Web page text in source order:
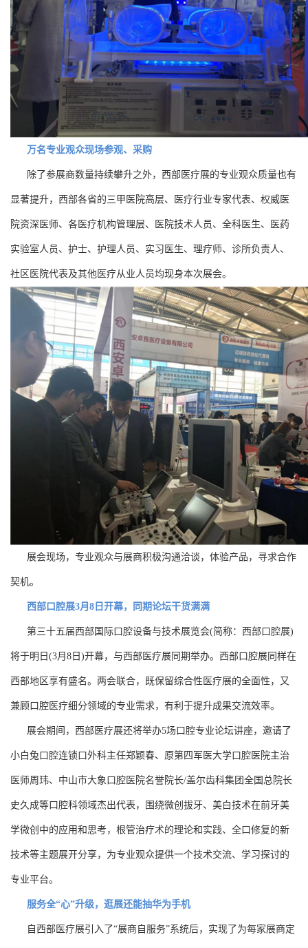
万名专业观众现场参观、采购
除了参展商数量持续攀升之外，西部医疗展的专业观众质量也有
显著提升，西部各省的三甲医院高层、医疗行业专家代表、权威医
院资深医师、各医疗机构管理层、医院技术人员、全科医生、医药
实验室人员、护士、护理人员、实习医生、理疗师、诊所负责人、
社区医院代表及其他医疗从业人员均现身本次展会。
展会现场，专业观众与展商积极沟通洽谈，体验产品，寻求合作
契机。
西部口腔展3月8日开幕，同期论坛干货满满
第三十五届西部国际口腔设备与技术展览会(简称：西部口腔展)
将于明日(3月8日)开幕，与西部医疗展同期举办。西部口腔展同样在
西部地区享有盛名。两会联合，既保留综合性医疗展的全面性，又
兼顾口腔医疗细分领域的专业需求，有利于提升成果交流效率。
展会期间，西部医疗展还将举办5场口腔专业论坛讲座，邀请了
小白兔口腔连锁口外科主任郑颖春、原第四军医大学口腔医院主治
医师周玮、中山市大象口腔医院名誉院长/盖尔齿科集团全国总院长
史久成等口腔科领域杰出代表，围绕微创拔牙、美白技术在前牙美
学微创中的应用和思考，根管治疗术的理论和实践、全口修复的新
技术等主题展开分享，为专业观众提供一个技术交流、学习探讨的
专业平台。
服务全“心”升级，逛展还能抽华为手机
自西部医疗展引入了“展商自服务”系统后，实现了为每家展商定